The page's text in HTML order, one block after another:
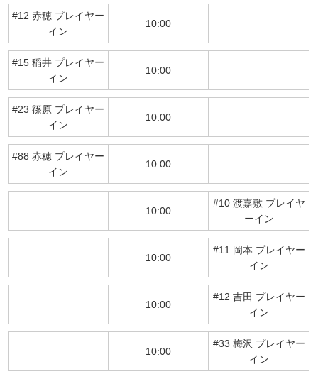
#12 赤穂 プレイヤー
イン
10:00
#15 稲井 プレイヤー
イン
10:00
#23 篠原 プレイヤー
イン
10:00
#88 赤穂 プレイヤー
イン
10:00
10:00
#10 渡嘉敷 プレイヤ
ーイン
10:00
#11 岡本 プレイヤー
イン
10:00
#12 吉田 プレイヤー
イン
10:00
#33 梅沢 プレイヤー
イン